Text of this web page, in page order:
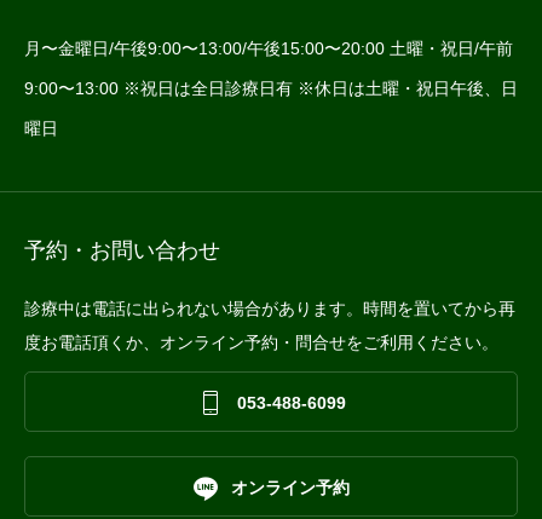
月〜金曜日/午後9:00〜13:00/午後15:00〜20:00 土曜・祝日/午前
9:00〜13:00 ※祝日は全日診療日有 ※休日は土曜・祝日午後、日
曜日
予約・お問い合わせ
診療中は電話に出られない場合があります。時間を置いてから再
度お電話頂くか、オンライン予約・問合せをご利用ください。
 053-488-6099
 オンライン予約